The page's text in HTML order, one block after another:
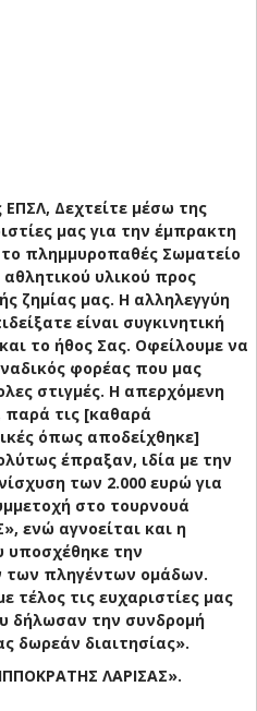
ΕΠΣΛ, Δεχτείτε μέσω της
μας για την έμπρακτη
πλημμυροπαθές Σωματείο
υλικού προς
ζημίας μας. Η αλληλεγγύη
είναι συγκινητική
το ήθος Σας. Οφείλουμε να
φορέας που μας
στιγμές. Η απερχόμενη
παρά τις [καθαρά
όπως αποδείχθηκε]
έπραξαν, ιδία με την
των 2.000 ευρώ για
στο τουρνουά
ενώ αγνοείται και η
υποσχέθηκε την
πληγέντων ομάδων.
τέλος τις ευχαριστίες μας
δήλωσαν την συνδρομή
δωρεάν διαιτησίας».
ΛΑΡΙΣΑΣ».